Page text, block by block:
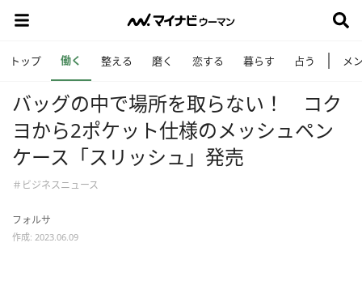
トップ 働く 整える 磨く 恋する 暮らす 占う メ
バッグの中で場所を取らない！ コク
ヨから2ポケット仕様のメッシュペン
ケース「スリッシュ」発売
＃ビジネスニュース
フォルサ
作成: 2023.06.09